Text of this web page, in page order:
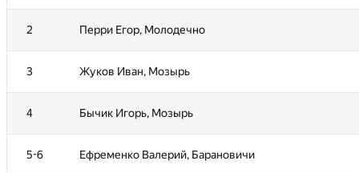
2 Перри Егор, Молодечно
3 Жуков Иван, Мозырь
4 Бычик Игорь, Мозырь
5-6 Ефременко Валерий, Барановичи
2 Перри Егор, Молодечно
3 Жуков Иван, Мозырь
4 Бычик Игорь, Мозырь
5-6 Ефременко Валерий, Барановичи